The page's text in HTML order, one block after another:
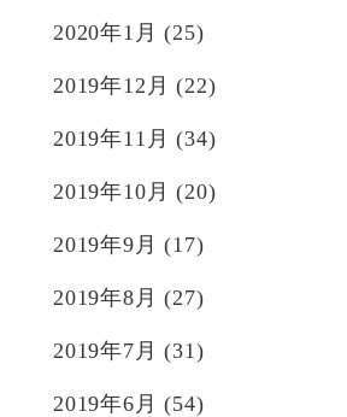
2020年1月 (25)
2019年12月 (22)
2019年11月 (34)
2019年10月 (20)
2019年9月 (17)
2019年8月 (27)
2019年7月 (31)
2019年6月 (54)